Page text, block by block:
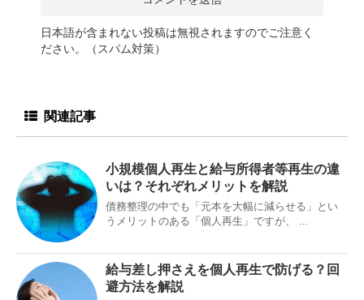
日本語が含まれない投稿は無視されますのでご注意く
ださい。（スパム対策）
関連記事
小規模個人再生と給与所得者等再生の違
いは？それぞれメリットを解説
債務整理の中でも「元本を大幅に減らせる」とい
うメリットのある「個人再生」ですが、 ...
給与差し押さえを個人再生で防げる？回
避方法を解説